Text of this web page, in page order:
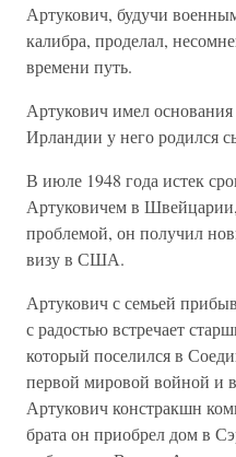
Артукович, будучи
калибра, проделал,
времени путь.
Артукович имел
Ирландии у него родился
В июле 1948 года истек
Артуковичем в
проблемой, он получил
визу в США.
Артукович с семьей
с радостью встречает
который поселился в
первой мировой войной и
Артукович констракшн
брата он приобрел дом в